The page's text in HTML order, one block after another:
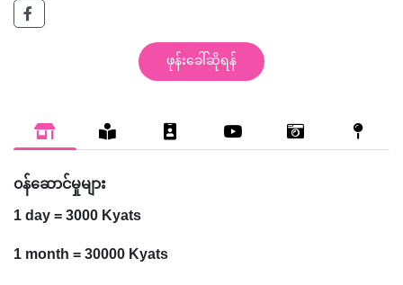
ဖုန်းခေါ်ဆိုရန်
၀န်ဆောင်မှုများ
1 day = 3000 Kyats
1 month = 30000 Kyats